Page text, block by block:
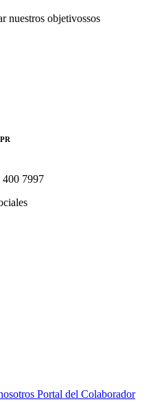
nuestros objetivossos
7997
Portal del Colaborador